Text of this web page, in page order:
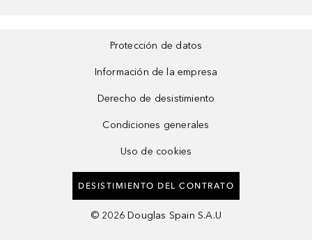
Protección de datos
Información de la empresa
Derecho de desistimiento
Condiciones generales
Uso de cookies
DESISTIMIENTO DEL CONTRATO
© 2026 Douglas Spain S.A.U